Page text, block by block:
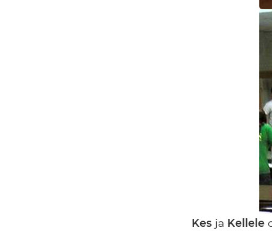
Kes ja Kellele